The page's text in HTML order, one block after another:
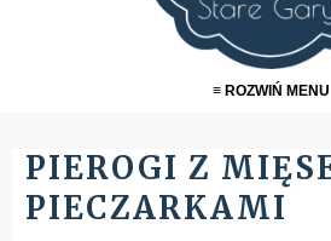
≡ ROZWIŃ MENU
PIEROGI Z
PIECZARKAMI